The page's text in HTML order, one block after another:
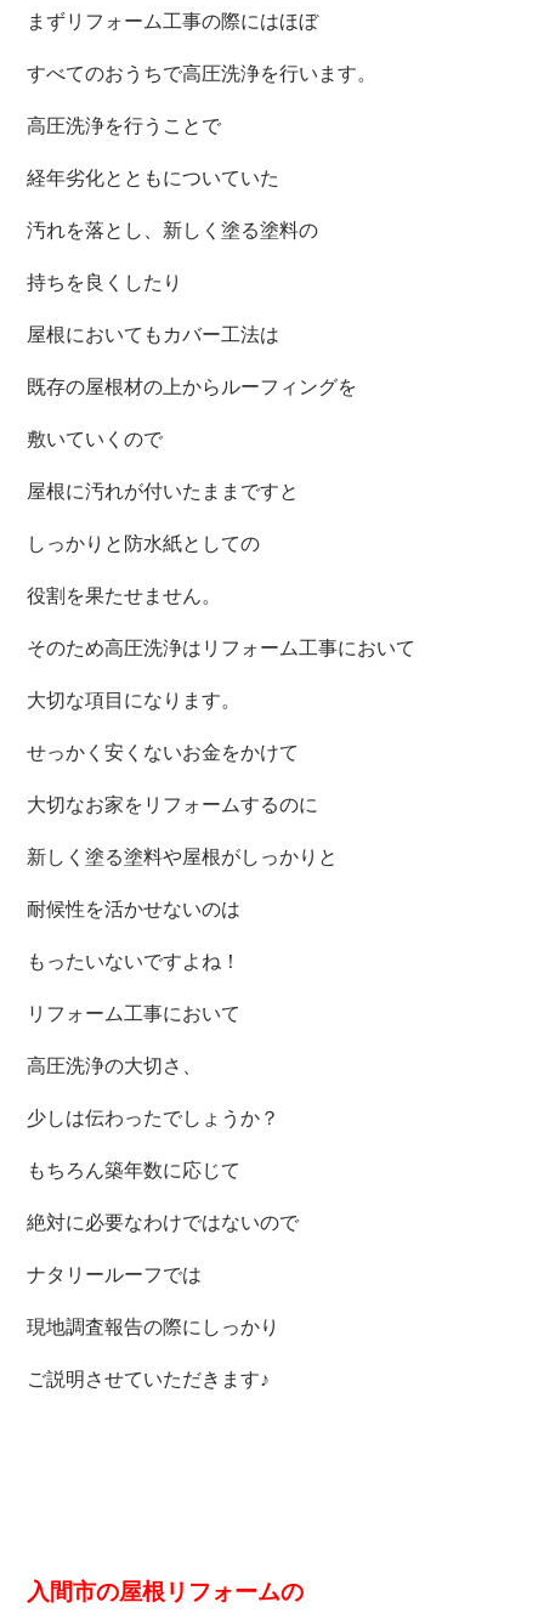
まずリフォーム工事の際にはほぼ
すべてのおうちで高圧洗浄を行います。
高圧洗浄を行うことで
経年劣化とともについていた
汚れを落とし、新しく塗る塗料の
持ちを良くしたり
屋根においてもカバー工法は
既存の屋根材の上からルーフィングを
敷いていくので
屋根に汚れが付いたままですと
しっかりと防水紙としての
役割を果たせません。
そのため高圧洗浄はリフォーム工事において
大切な項目になります。
せっかく安くないお金をかけて
大切なお家をリフォームするのに
新しく塗る塗料や屋根がしっかりと
耐候性を活かせないのは
もったいないですよね！
リフォーム工事において
高圧洗浄の大切さ、
少しは伝わったでしょうか？
もちろん築年数に応じて
絶対に必要なわけではないので
ナタリールーフでは
現地調査報告の際にしっかり
ご説明させていただきます♪
入間市の屋根リフォームの